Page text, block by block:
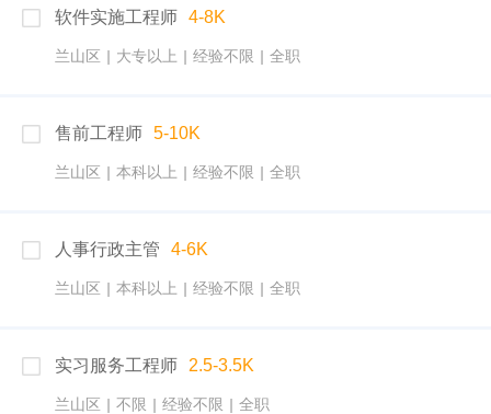
软件实施工程师 4-8K
兰山区 | 大专以上 | 经验不限 | 全职
售前工程师 5-10K
兰山区 | 本科以上 | 经验不限 | 全职
人事行政主管 4-6K
兰山区 | 本科以上 | 经验不限 | 全职
实习服务工程师 2.5-3.5K
兰山区 | 不限 | 经验不限 | 全职